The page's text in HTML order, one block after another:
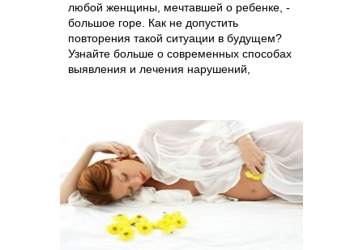
любой женщины, мечтавшей о ребенке, -
большое горе. Как не допустить
повторения такой ситуации в будущем?
Узнайте больше о современных способах
выявления и лечения нарушений,